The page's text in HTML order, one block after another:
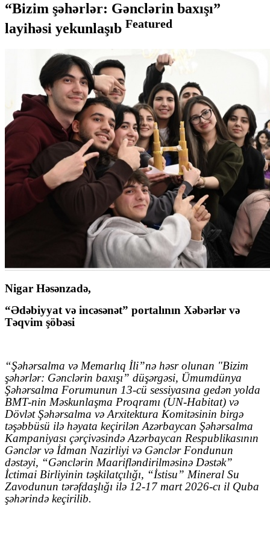
“Bizim şəhərlər: Gənclərin baxışı”
layihəsi yekunlaşıb Featured
Nigar Həsənzadə,
“Ədəbiyyat və incəsənət” portalının Xəbərlər və
Təqvim şöbəsi
“Şəhərsalma və Memarlıq İli”nə həsr olunan "Bizim
şəhərlər: Gənclərin baxışı” düşərgəsi, Ümumdünya
Şəhərsalma Forumunun 13-cü sessiyasına gedən yolda
BMT-nin Məskunlaşma Proqramı (UN-Habitat) və
Dövlət Şəhərsalma və Arxitektura Komitəsinin birgə
təşəbbüsü ilə həyata keçirilən Azərbaycan Şəhərsalma
Kampaniyası çərçivəsində Azərbaycan Respublikasının
Gənclər və İdman Nazirliyi və Gənclər Fondunun
dəstəyi, “Gənclərin Maarifləndirilməsinə Dəstək”
İctimai Birliyinin təşkilatçılığı, “İstisu” Mineral Su
Zavodunun tərəfdaşlığı ilə 12-17 mart 2026-cı il Quba
şəhərində keçirilib.